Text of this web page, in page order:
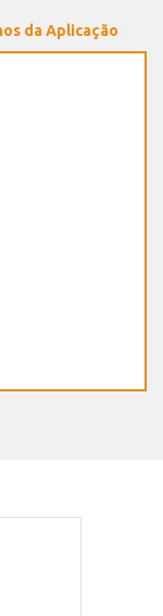
da Aplicação